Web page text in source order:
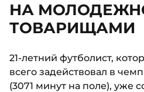
НА
ТОВАРИЩАМИ
21-летний футболист,
всего задействовал в
(3071 минут на поле), уже